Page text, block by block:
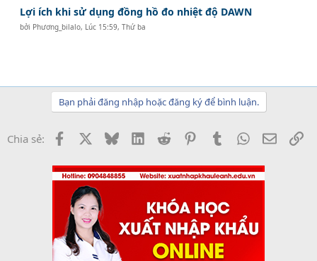
Lợi ích khi sử dụng đồng hồ đo nhiệt độ DAWN
bởi Phương_bilalo, Lúc 15:59, Thứ ba
Bạn phải đăng nhập hoặc đăng ký để bình luận.
Chia sẻ: Facebook BlueskyLinkedInReddit PinterestTumblrWhatsApp
Email